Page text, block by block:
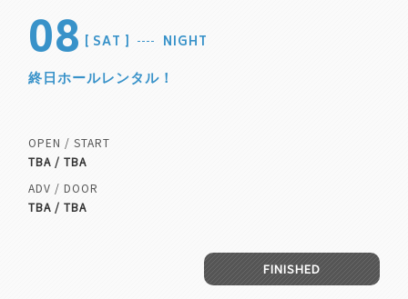
08 SAT NIGHT
終日ホールレンタル！
OPEN / START
TBA / TBA
ADV / DOOR
TBA / TBA
FINISHED